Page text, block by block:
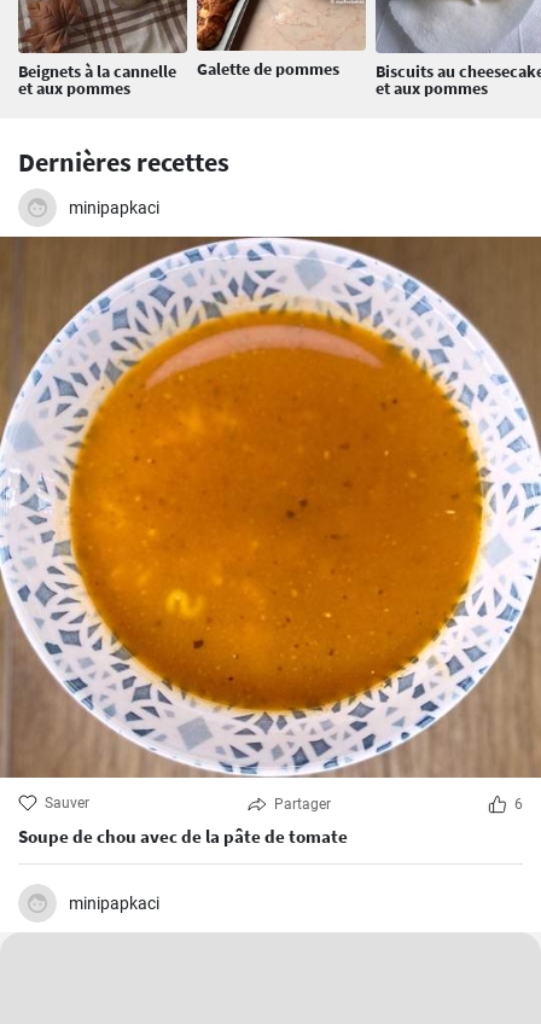
Beignets à la cannelle
et aux pommes
Galette de pommes Biscuits au
et aux pommes
Dernières recettes
minipapkaci
Sauver Partager 6
Soupe de chou avec de la pâte de tomate
minipapkaci